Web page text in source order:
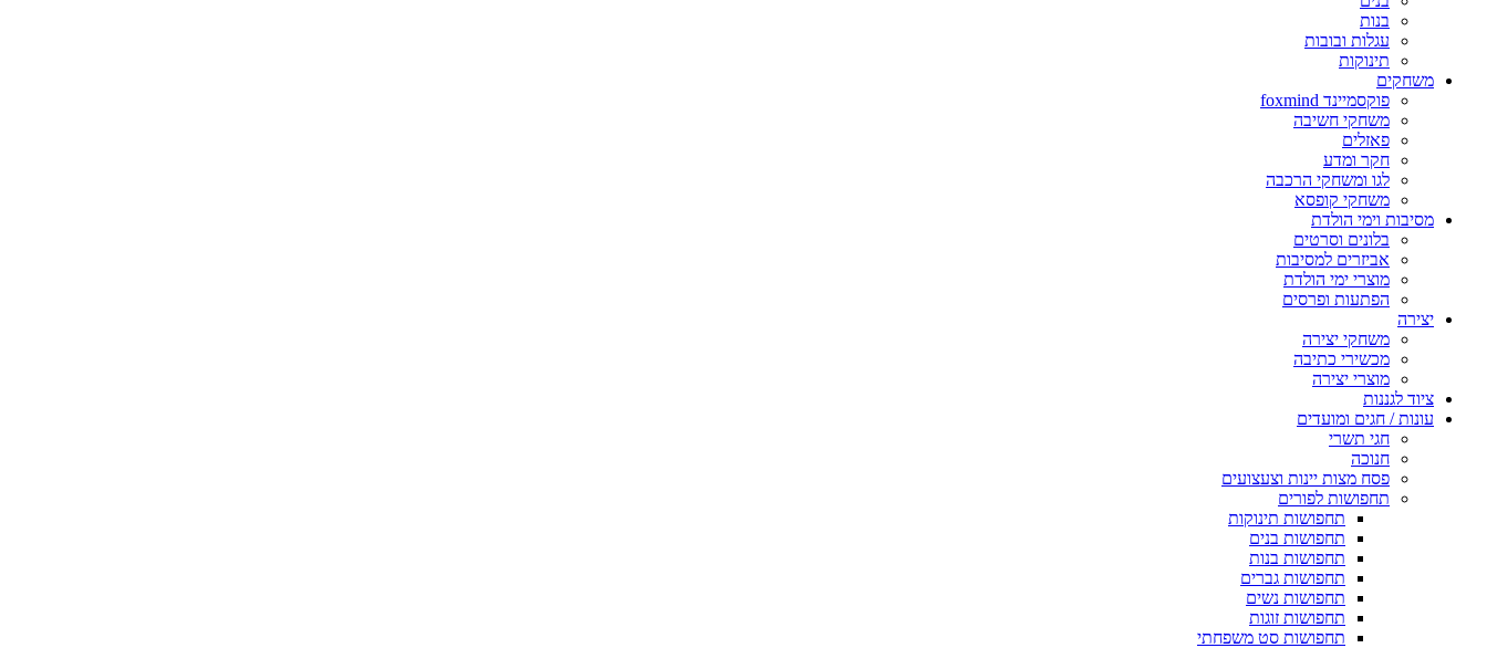
בנות
עגלות ובובות
תינוקות
משחקים
פוקסמיינד foxmind
משחקי חשיבה
פאזלים
חקר ומדע
לגו ומשחקי הרכבה
משחקי קופסא
מסיבות וימי הולדת
בלונים וסרטים
אביזרים למסיבות
מוצרי ימי הולדת
הפתעות ופרסים
יצירה
משחקי יצירה
מכשירי כתיבה
מוצרי יצירה
ציוד לגננות
עונות / חגים ומועדים
חגי תשרי
חנוכה
פסח מצות יינות וצעצועים
תחפושות לפורים
תחפושות תינוקות
תחפושות בנים
תחפושות בנות
תחפושות גברים
תחפושות נשים
תחפושות זוגות
תחפושות סט משפחתי